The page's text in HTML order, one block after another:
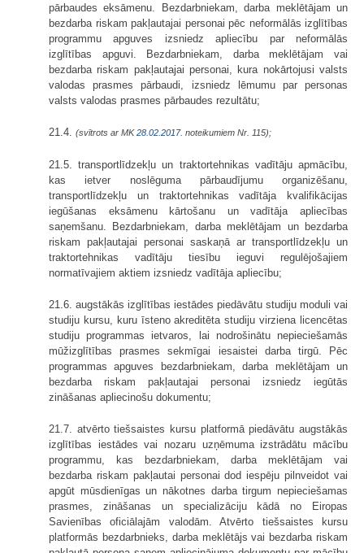
pārbaudes eksāmenu. Bezdarbniekam, darba meklētājam un
bezdarba riskam pakļautajai personai pēc neformālās izglītības
programmu apguves izsniedz apliecību par neformālās
izglītības apguvi. Bezdarbniekam, darba meklētājam vai
bezdarba riskam pakļautajai personai, kura nokārtojusi valsts
valodas prasmes pārbaudi, izsniedz lēmumu par personas
valsts valodas prasmes pārbaudes rezultātu;
21.4. (svītrots ar MK28.02.2017. noteikumiem Nr. 115);
21.5. transportlīdzekļu un traktortehnikas vadītāju apmācību,
kas ietver noslēguma pārbaudījumu organizēšanu,
transportlīdzekļu un traktortehnikas vadītāja kvalifikācijas
iegūšanas eksāmenu kārtošanu un vadītāja apliecības
saņemšanu. Bezdarbniekam, darba meklētājam un bezdarba
riskam pakļautajai personai saskaņā ar transportlīdzekļu un
traktortehnikas vadītāju tiesību ieguvi regulējošajiem
normatīvajiem aktiem izsniedz vadītāja apliecību;
21.6. augstākās izglītības iestādes piedāvātu studiju moduli vai
studiju kursu, kuru īsteno akreditēta studiju virziena licencētas
studiju programmas ietvaros, lai nodrošinātu nepieciešamās
mūžizglītības prasmes sekmīgai iesaistei darba tirgū. Pēc
programmas apguves bezdarbniekam, darba meklētājam un
bezdarba riskam pakļautajai personai izsniedz iegūtās
zināšanas apliecinošu dokumentu;
21.7. atvērto tiešsaistes kursu platformā piedāvātu augstākās
izglītības iestādes vai nozaru uzņēmuma izstrādātu mācību
programmu, kas bezdarbniekam, darba meklētājam vai
bezdarba riskam pakļautai personai dod iespēju pilnveidot vai
apgūt mūsdienīgas un nākotnes darba tirgum nepieciešamas
prasmes, zināšanas un specializāciju kādā no Eiropas
Savienības oficiālajām valodām. Atvērto tiešsaistes kursu
platformās bezdarbnieks, darba meklētājs vai bezdarba riskam